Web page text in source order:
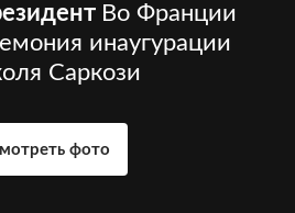
Во Франции
инаугурации
Саркози
фото